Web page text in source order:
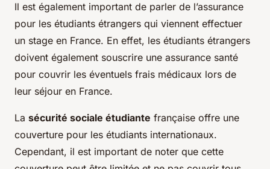
Il est également important de parler de l’assurance
pour les étudiants étrangers qui viennent effectuer
un stage en France. En effet, les étudiants étrangers
doivent également souscrire une assurance santé
pour couvrir les éventuels frais médicaux lors de
leur séjour en France.
La sécurité sociale étudiante française offre une
couverture pour les étudiants internationaux.
Cependant, il est important de noter que cette